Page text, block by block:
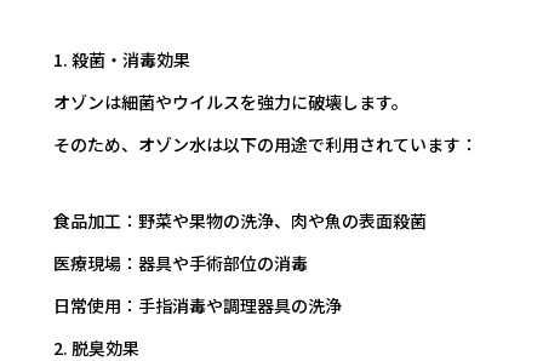
1. 殺菌・消毒効果
オゾンは細菌やウイルスを強力に破壊します。
そのため、オゾン水は以下の用途で利用されています：
食品加工：野菜や果物の洗浄、肉や魚の表面殺菌
医療現場：器具や手術部位の消毒
日常使用：手指消毒や調理器具の洗浄
2. 脱臭効果